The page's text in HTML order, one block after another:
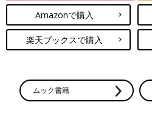
Amazonで購入
楽天ブックスで購入
ムック書籍